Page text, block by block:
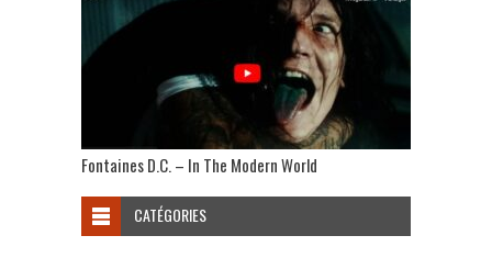
Fontaines D.C. – In The Modern World
CATÉGORIES